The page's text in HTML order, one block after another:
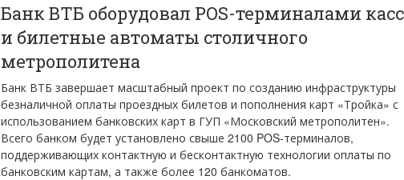
Банк ВТБ оборудовал POS-терминалами
и билетные автоматы столичного
метрополитена
Банк ВТБ завершает масштабный проект по созданию инфраструктуры
безналичной оплаты проездных билетов и пополнения карт «Тройка» с
использованием банковских карт в ГУП «Московский метрополитен».
Всего банком будет установлено свыше 2100 POS-терминалов,
поддерживающих контактную и бесконтактную технологии оплаты по
банковским картам, а также более 120 банкоматов.